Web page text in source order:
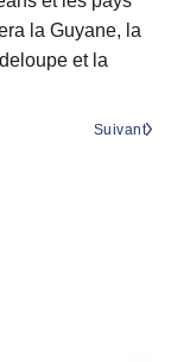
la Guyane, la
et la
Suivant